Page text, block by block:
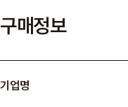
구매정보
기업명